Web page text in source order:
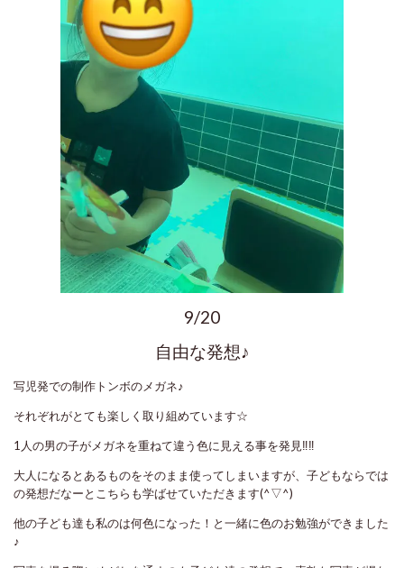
9/20
自由な発想♪
写児発での制作トンボのメガネ♪
それぞれがとても楽しく取り組めています☆
1人の男の子がメガネを重ねて違う色に見える事を発見‼‼
大人になるとあるものをそのまま使ってしまいますが、子どもならでは
の発想だなーとこちらも学ばせていただきます(^▽^)
他の子ども達も私のは何色になった！と一緒に色のお勉強ができました
♪